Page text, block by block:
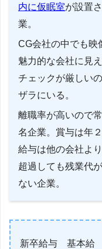
内に仮眠室が設置
業。
CG会社の中でも映
魅力的な会社に見
チェックが厳しい
ザラにいる。
離職率が高いので
名企業。賞与は年
給与は他の会社よ
超過しても残業代
ない企業。
新卒給与 基本給